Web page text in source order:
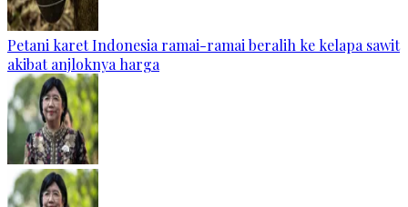
Petani karet Indonesia ramai-ramai beralih ke kelapa sawit
akibat anjloknya harga